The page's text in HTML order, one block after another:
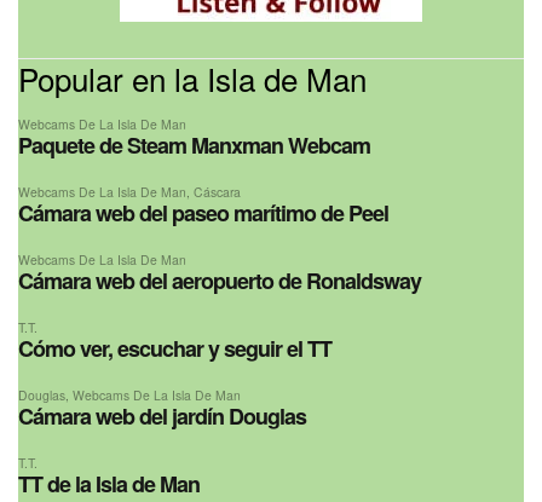
Popular en la Isla de Man
Webcams De La Isla De Man
Paquete de Steam Manxman Webcam
Webcams De La Isla De Man Cáscara
Cámara web del paseo marítimo de Peel
Webcams De La Isla De Man
Cámara web del aeropuerto de Ronaldsway
T.T.
Cómo ver, escuchar y seguir el TT
Douglas, Webcams De La Isla De Man
Cámara web del jardín Douglas
T.T.
TT de la Isla de Man